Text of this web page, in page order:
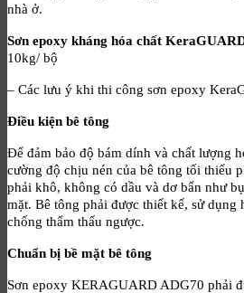
nhà ở.
Sơn epoxy kháng hóa chất
10kg/ bộ
– Các lưu ý khi thi công sơn epoxy
Điều kiện bê tông
Để đảm bảo độ bám dính và chất lượng
cường độ chịu nén của bê tông tối thiểu
phải khô, không có dầu và dơ bẩn như
mặt. Bê tông phải được thiết kế, sử dụng
chống thẩm thấu ngược.
Chuẩn bị bề mặt bê tông
Sơn epoxy KERAGUARD ADG70 phải